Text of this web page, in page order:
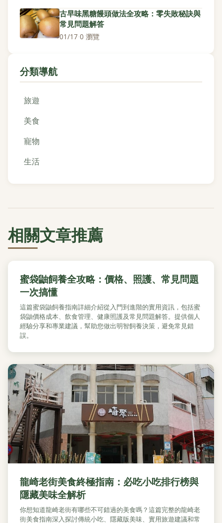
古早味黑糖饅頭做法全攻略：零失敗秘訣與
常見問題解答
01/17·0 瀏覽
分類導航
旅遊
美食
寵物
生活
相關文章推薦
蜜袋鼬飼養全攻略：價格、照護、常見問題
一次搞懂
這篇蜜袋鼬飼養指南詳細介紹從入門到進階的實用資訊，包括蜜
袋鼬價格成本、飲食管理、健康照護及常見問題解答。提供個人
經驗分享和專業建議，幫助您做出明智飼養決策，避免常見錯
誤。
龍崎老街美食終極指南：必吃小吃排行榜與
隱藏美味全解析
你想知道龍崎老街有哪些不可錯過的美食嗎？這篇完整的龍崎老
街美食指南深入探討傳統小吃、隱藏版美味、實用旅遊建議和常